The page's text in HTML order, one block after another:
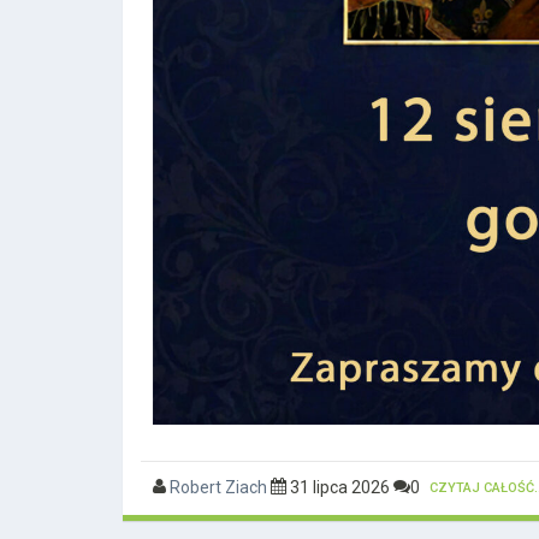
Robert Ziach 31 lipca 2026 0 CZYTAJ